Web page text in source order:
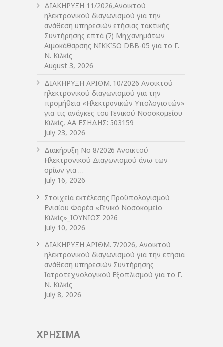
ΔIΑΚΗΡΥΞΗ 11/2026,Ανοικτού
ηλεκτρονικού διαγωνισμού για την
ανάθεση υπηρεσιών ετήσιας τακτικής
Συντήρησης επτά (7) Μηχανημάτων
Αιμοκάθαρσης NIKKISO DBB-05 για το Γ.
Ν. Κιλκίς
August 3, 2026
ΔIΑΚΗΡΥΞΗ ΑΡIΘΜ. 10/2026 Ανοικτού
ηλεκτρονικού διαγωνισμού για την
προμήθεια «Ηλεκτρονικών Υπολογιστών»
για τις ανάγκες του Γενικού Νοσοκομείου
Κιλκίς, ΑΑ ΕΣΗΔΗΣ: 503159
July 23, 2026
Διακήρυξη Νο 8/2026 Ανοικτού
Ηλεκτρονικού Διαγωνισμού άνω των
ορίων για …
July 16, 2026
Στοιχεία εκτέλεσης Προϋπολογισμού
Ενιαίου Φορέα «Γενικό Νοσοκομείο
Κιλκίς»_ΙΟΥΝΙΟΣ 2026
July 10, 2026
ΔIΑΚΗΡΥΞΗ ΑΡIΘΜ. 7/2026, Ανοικτού
ηλεκτρονικού διαγωνισμού για την ετήσια
ανάθεση υπηρεσιών Συντήρησης
Ιατροτεχνολογικού Εξοπλισμού για το Γ.
Ν. Κιλκίς
July 8, 2026
ΧΡΗΣΙΜΑ